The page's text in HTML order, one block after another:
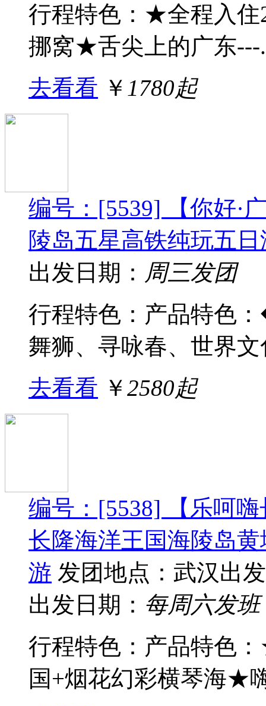
行程特色：★全程入住
挪窝★舌尖上的广东---
去看看 ￥ 1780起
编号：[5539] 【你好·
陵岛五星高铁纯玩五日
出发日期： 周三发团
行程特色：产品特色
舞狮、寻咏春、世界文
去看看 ￥2580起
编号：[5538] 【乐呵
长隆海洋王国海陵岛
游 发团地点：武汉出发
出发日期： 每周六发班
行程特色： 产品特色
国+烟花幻彩横琴海★